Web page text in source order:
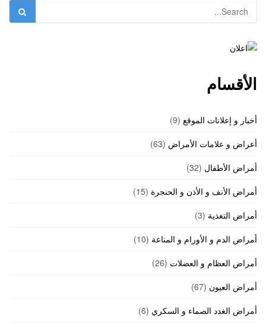
الأقسام
أخبار و إعلانات الموقع (9)
أعراض و علامات الأمراض (63)
أمراض الأطفال (32)
أمراض الأنف و الأذن و الحنجرة (15)
أمراض التغذية (3)
أمراض الدم و الأورام و المناعة (10)
أمراض العظام و العضلات (26)
أمراض العيون (67)
أمراض الغدد الصماء و السكري (6)